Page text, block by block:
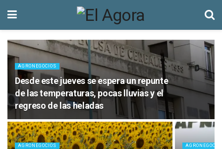
AGRONEGOCIOS
Desde este jueves se espera un repunte
de las temperaturas, pocas lluvias y el
regreso de las heladas
AGRONEGOCIOS